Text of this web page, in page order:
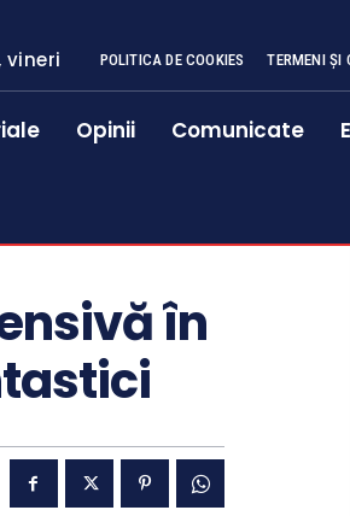
vineri POLITICA DE COOKIES TERMENI ȘI
Opinii Comunicate
în